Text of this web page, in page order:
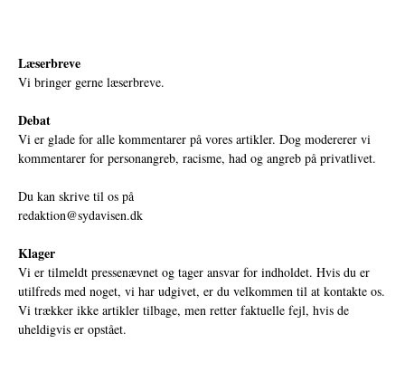
Læserbreve
Vi bringer gerne læserbreve.
Debat
Vi er glade for alle kommentarer på vores artikler. Dog modererer vi
kommentarer for personangreb, racisme, had og angreb på privatlivet.
Du kan skrive til os på
redaktion@sydavisen.dk
Klager
Vi er tilmeldt pressenævnet og tager ansvar for indholdet. Hvis du er
utilfreds med noget, vi har udgivet, er du velkommen til at kontakte os.
Vi trækker ikke artikler tilbage, men retter faktuelle fejl, hvis de
uheldigvis er opstået.